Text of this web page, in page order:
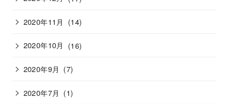
2020年11月 (14)
2020年10月 (16)
2020年9月 (7)
2020年7月 (1)